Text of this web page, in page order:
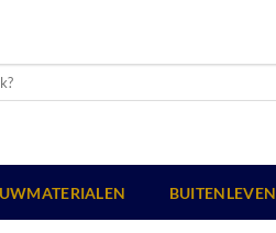
BUITENLEVEN